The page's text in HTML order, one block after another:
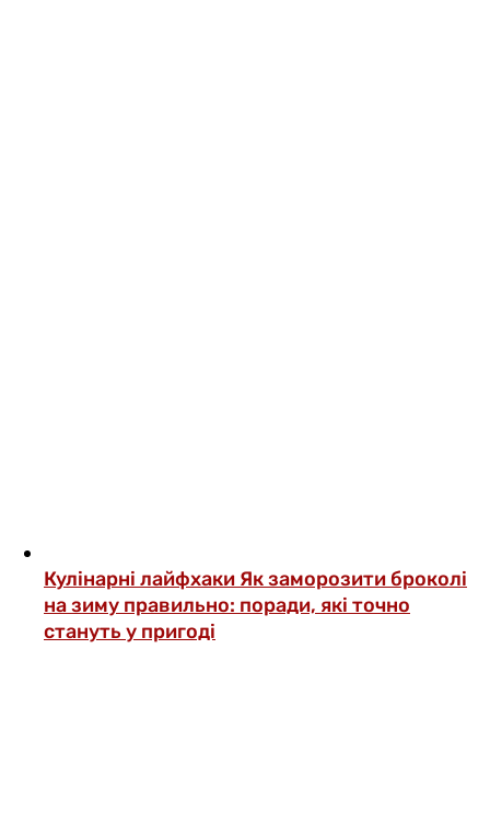
Кулінарні лайфхаки Як заморозити броколі
на зиму правильно: поради, які точно
стануть у пригоді